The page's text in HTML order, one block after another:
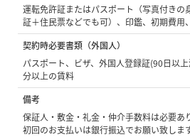
運転免許証またはパスポート（写真付きの
証＋住民票などでも可）、印鑑、初期費用
契約時必要書類（外国人）
パスポート、ビザ、外国人登録証(90日以
分以上の賃料
備考
保証人・敷金・礼金・仲介手数料は必要あ
初回のお支払いは銀行振込でお願い致します